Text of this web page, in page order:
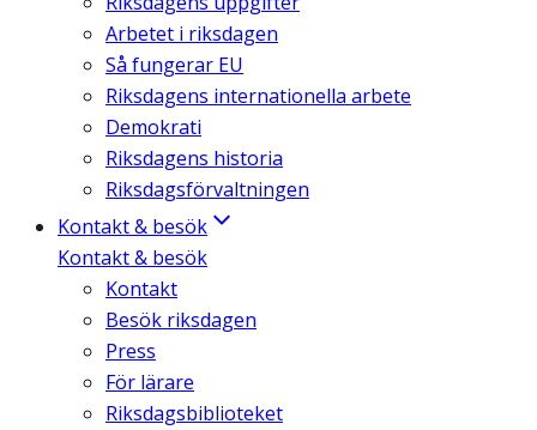
Arbetet i riksdagen
Så fungerar EU
Riksdagens internationella arbete
Demokrati
Riksdagens historia
Riksdagsförvaltningen
Kontakt & besök
Kontakt & besök
Kontakt
Besök riksdagen
Press
För lärare
Riksdagsbiblioteket